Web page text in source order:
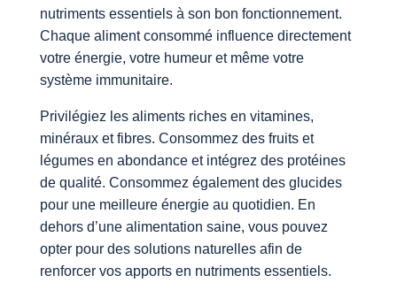
nutriments essentiels à son bon fonctionnement.
Chaque aliment consommé influence directement
votre énergie, votre humeur et même votre
système immunitaire.
Privilégiez les aliments riches en vitamines,
minéraux et fibres. Consommez des fruits et
légumes en abondance et intégrez des protéines
de qualité. Consommez également des glucides
pour une meilleure énergie au quotidien. En
dehors d’une alimentation saine, vous pouvez
opter pour des solutions naturelles afin de
renforcer vos apports en nutriments essentiels.